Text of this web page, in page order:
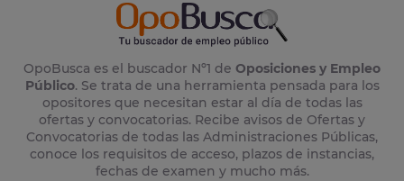
OpoBusca es el buscador Nº1 de Oposiciones y Empleo
Público. Se trata de una herramienta pensada para los
opositores que necesitan estar al día de todas las
ofertas y convocatorias. Recibe avisos de Ofertas y
Convocatorias de todas las Administraciones Públicas,
conoce los requisitos de acceso, plazos de instancias,
fechas de examen y mucho más.